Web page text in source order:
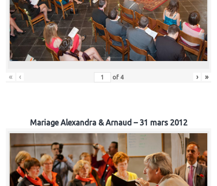
« ‹ of 4 › »
Mariage Alexandra & Arnaud – 31 mars 2012